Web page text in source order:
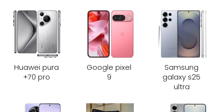
Samsung
galaxy s25
ultra
Google pixel
9
Huawei pura
70 pro+